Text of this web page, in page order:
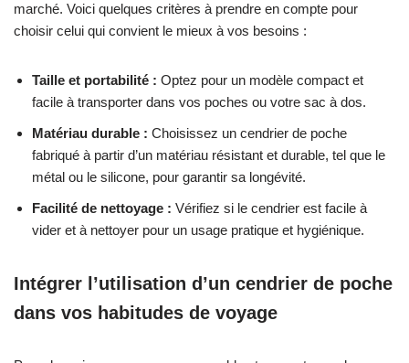
marché. Voici quelques critères à prendre en compte pour
choisir celui qui convient le mieux à vos besoins :
Taille et portabilité : Optez pour un modèle compact et
facile à transporter dans vos poches ou votre sac à dos.
Matériau durable : Choisissez un cendrier de poche
fabriqué à partir d’un matériau résistant et durable, tel que le
métal ou le silicone, pour garantir sa longévité.
Facilité de nettoyage : Vérifiez si le cendrier est facile à
vider et à nettoyer pour un usage pratique et hygiénique.
Intégrer l’utilisation d’un cendrier de poche
dans vos habitudes de voyage